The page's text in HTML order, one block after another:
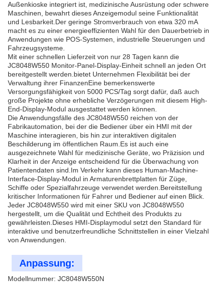
Außenkioske integriert ist, medizinische Ausrüstung oder schwere
Maschinen, bewahrt dieses Anzeigemodul seine Funktionalität
und Lesbarkeit.Der geringe Stromverbrauch von etwa 320 mA
macht es zu einer energieeffizienten Wahl für den Dauerbetrieb in
Anwendungen wie POS-Systemen, industrielle Steuerungen und
Fahrzeugsysteme.
Mit einer schnellen Lieferzeit von nur 28 Tagen kann die
JC8048W550 Monitor-Panel-Display-Einheit schnell an jeden Ort
bereitgestellt werden.bietet Unternehmen Flexibilität bei der
Verwaltung ihrer FinanzenEine bemerkenswerte
Versorgungsfähigkeit von 5000 PCS/Tag sorgt dafür, daß auch
große Projekte ohne erhebliche Verzögerungen mit diesem High-
End-Display-Modul ausgestattet werden können.
Die Anwendungsfälle des JC8048W550 reichen von der
Fabrikautomation, bei der die Bediener über ein HMI mit der
Maschine interagieren, bis hin zur interaktiven digitalen
Beschilderung im öffentlichen Raum.Es ist auch eine
ausgezeichnete Wahl für medizinische Geräte, wo Präzision und
Klarheit in der Anzeige entscheidend für die Überwachung von
Patientendaten sind.Im Verkehr kann dieses Human-Machine-
Interface-Display-Modul in Armaturenbrettplatten für Züge,
Schiffe oder Spezialfahrzeuge verwendet werden.Bereitstellung
kritischer Informationen für Fahrer und Bediener auf einen Blick.
Jeder JC8048W550 wird mit einer SKU von JC8048W550
hergestellt, um die Qualität und Echtheit des Produkts zu
gewährleisten.Dieses HMI-Displaymodul setzt den Standard für
interaktive und benutzerfreundliche Schnittstellen in einer Vielzahl
von Anwendungen.
Anpassung:
Modellnummer: JC8048W550N